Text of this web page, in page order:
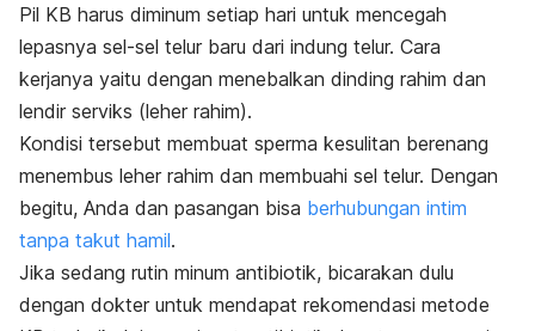
Pil KB harus diminum setiap hari untuk mencegah
lepasnya sel-sel telur baru dari indung telur. Cara
kerjanya yaitu dengan menebalkan dinding rahim dan
lendir serviks (leher rahim).
Kondisi tersebut membuat sperma kesulitan berenang
menembus leher rahim dan membuahi sel telur. Dengan
begitu, Anda dan pasangan bisa berhubungan intim
tanpa takut hamil.
Jika sedang rutin minum antibiotik, bicarakan dulu
dengan dokter untuk mendapat rekomendasi metode